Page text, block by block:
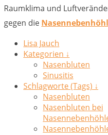
Raumklima und
gegen die
Lisa Jauch
Kategorien ↓
Nasenbluten
Sinusitis
Schlagworte (Tags) ↓
Nasenbluten
Nasenbluten bei